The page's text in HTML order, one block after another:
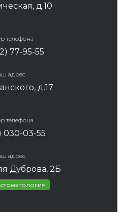
д.10
телефона
77-95-55
адрес
д.17
телефона
030-03-55
адрес
Дуброва, 2Б